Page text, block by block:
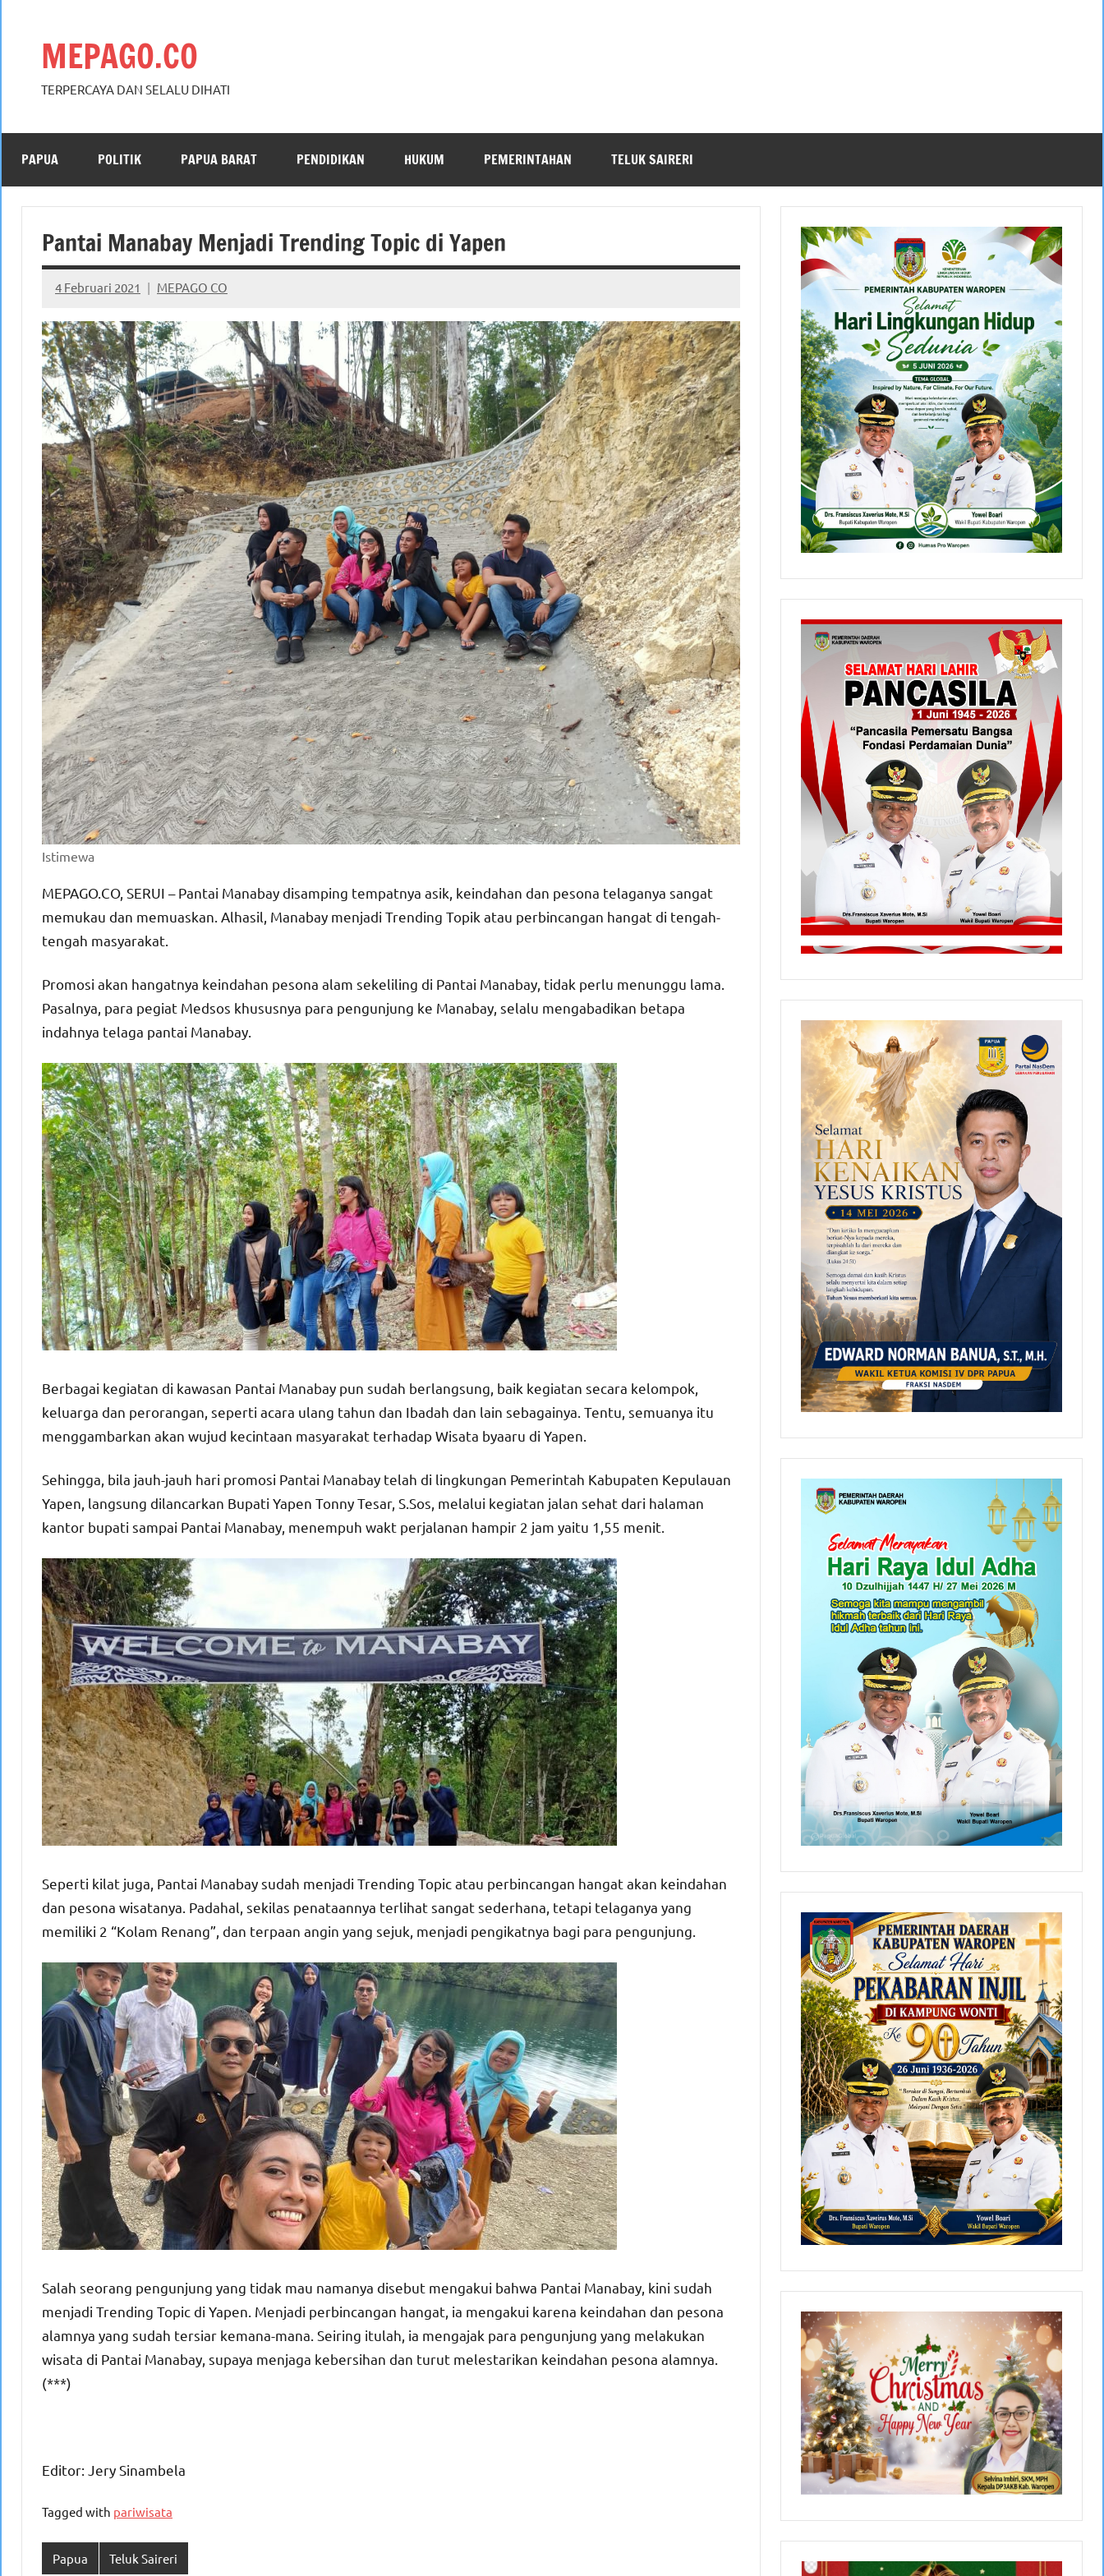
MEPAGO.CO
TERPERCAYA DAN SELALU DIHATI
PAPUA POLITIK PAPUA BARAT PENDIDIKAN HUKUM PEMERINTAHAN TELUK SAIRERI
Pantai Manabay Menjadi Trending Topic di Yapen
4 Februari 2021 MEPAGO CO
No
comments
Istimewa
MEPAGO.CO, SERUI – Pantai Manabay disamping tempatnya asik, keindahan dan pesona telaganya sangat
memukau dan memuaskan. Alhasil, Manabay menjadi Trending Topik atau perbincangan hangat di tengah-
tengah masyarakat.
Promosi akan hangatnya keindahan pesona alam sekeliling di Pantai Manabay, tidak perlu menunggu lama.
Pasalnya, para pegiat Medsos khususnya para pengunjung ke Manabay, selalu mengabadikan betapa
indahnya telaga pantai Manabay.
Berbagai kegiatan di kawasan Pantai Manabay pun sudah berlangsung, baik kegiatan secara kelompok,
keluarga dan perorangan, seperti acara ulang tahun dan Ibadah dan lain sebagainya. Tentu, semuanya itu
menggambarkan akan wujud kecintaan masyarakat terhadap Wisata byaaru di Yapen.
Sehingga, bila jauh-jauh hari promosi Pantai Manabay telah di lingkungan Pemerintah Kabupaten Kepulauan
Yapen, langsung dilancarkan Bupati Yapen Tonny Tesar, S.Sos, melalui kegiatan jalan sehat dari halaman
kantor bupati sampai Pantai Manabay, menempuh wakt perjalanan hampir 2 jam yaitu 1,55 menit.
Seperti kilat juga, Pantai Manabay sudah menjadi Trending Topic atau perbincangan hangat akan keindahan
dan pesona wisatanya. Padahal, sekilas penataannya terlihat sangat sederhana, tetapi telaganya yang
memiliki 2 “Kolam Renang”, dan terpaan angin yang sejuk, menjadi pengikatnya bagi para pengunjung.
Salah seorang pengunjung yang tidak mau namanya disebut mengakui bahwa Pantai Manabay, kini sudah
menjadi Trending Topic di Yapen. Menjadi perbincangan hangat, ia mengakui karena keindahan dan pesona
alamnya yang sudah tersiar kemana-mana. Seiring itulah, ia mengajak para pengunjung yang melakukan
wisata di Pantai Manabay, supaya menjaga kebersihan dan turut melestarikan keindahan pesona alamnya.
(***)
Editor: Jery Sinambela
Tagged with pariwisata
Papua Teluk Saireri